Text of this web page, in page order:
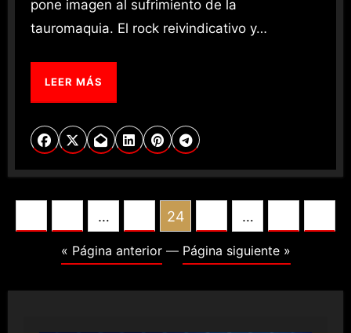
pone imagen al sufrimiento de la
tauromaquia. El rock reivindicativo y…
LEER MÁS
PAGINATION
… 24 …
« Página anterior— Página siguiente »